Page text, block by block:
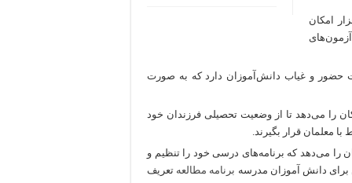
امکان
حضور و غیاب دانش‌آموزان دارد که به صورت
را می‌دهد تا از وضعیت تحصیلی فرزندان خود
معلمان قرار بگیرند.
را می‌دهد که برنامه‌های درسی خود را تنظیم و
برای دانش آموزان مدرسه برنامه مطالعه تعریف